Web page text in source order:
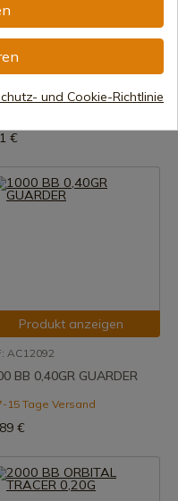
€
Produkt anzeigen
AC12092
BB 0,40GR GUARDER
15 Tage Versand
€
und Cookie-Richtlinie